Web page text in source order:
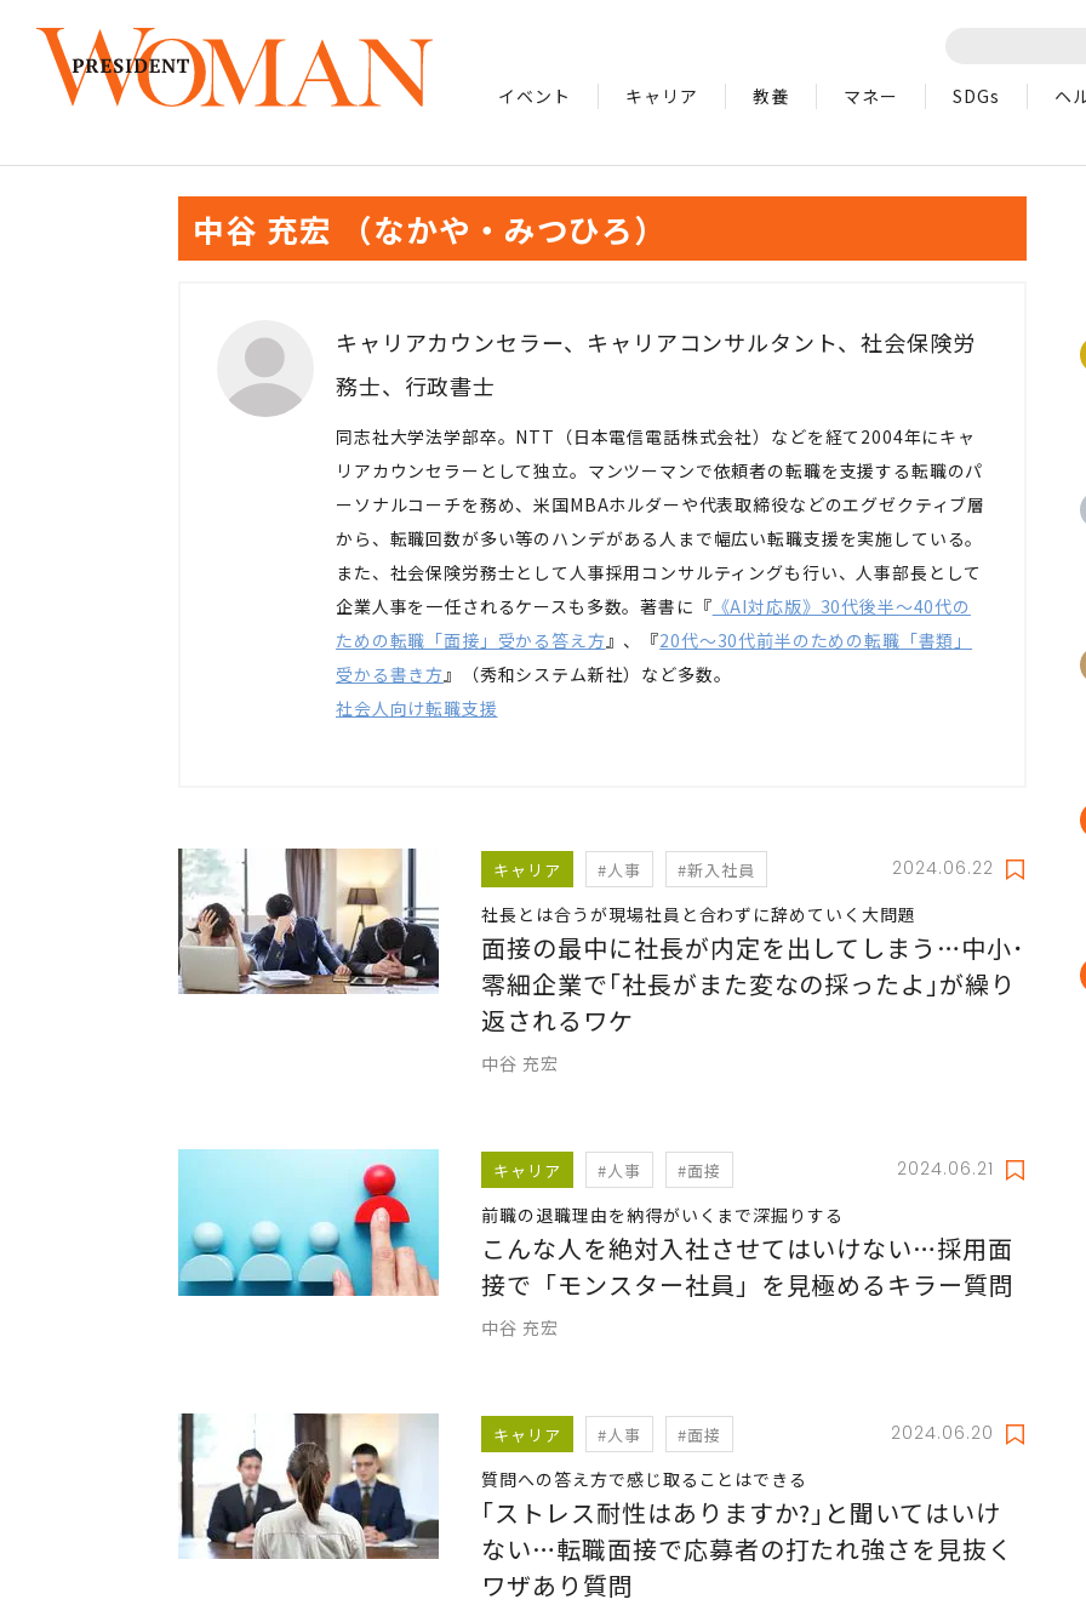
イベント キャリア 教養 マネー SDGs ヘ
中谷 充宏 （なかや・みつひろ）
キャリアカウンセラー、キャリアコンサルタント、社会保険労
務士、行政書士
同志社大学法学部卒。NTT（日本電信電話株式会社）などを経て2004年にキャ
リアカウンセラーとして独立。マンツーマンで依頼者の転職を支援する転職のパ
ーソナルコーチを務め、米国MBAホルダーや代表取締役などのエグゼクティブ層
から、転職回数が多い等のハンデがある人まで幅広い転職支援を実施している。
また、社会保険労務士として人事採用コンサルティングも行い、人事部長として
企業人事を一任されるケースも多数。著書に『 《AI対応版》30代後半～40代の
ための転職「面接」受かる答え方』、『20代～30代前半のための転職「書類」
受かる書き方』（秀和システム新社）など多数。
社会人向け転職支援
キャリア #人事 #新入社員
2024.06.22
社長とは合うが現場社員と合わずに辞めていく大問題
面接の最中に社長が内定を出してしまう…中小･
零細企業で｢社長がまた変なの採ったよ｣が繰り
返されるワケ
中谷 充宏
キャリア #人事 #面接
2024.06.21
前職の退職理由を納得がいくまで深掘りする
こんな人を絶対入社させてはいけない…採用面
接で「モンスター社員」を見極めるキラー質問
中谷 充宏
キャリア #人事 #面接
2024.06.20
質問への答え方で感じ取ることはできる
｢ストレス耐性はありますか?｣と聞いてはいけ
ない…転職面接で応募者の打たれ強さを見抜く
ワザあり質問